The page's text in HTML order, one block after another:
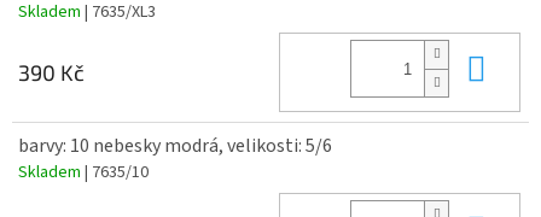
Skladem | 7635/XL3
390 Kč
barvy: 10 nebesky modrá, velikosti: 5/6
Skladem | 7635/10